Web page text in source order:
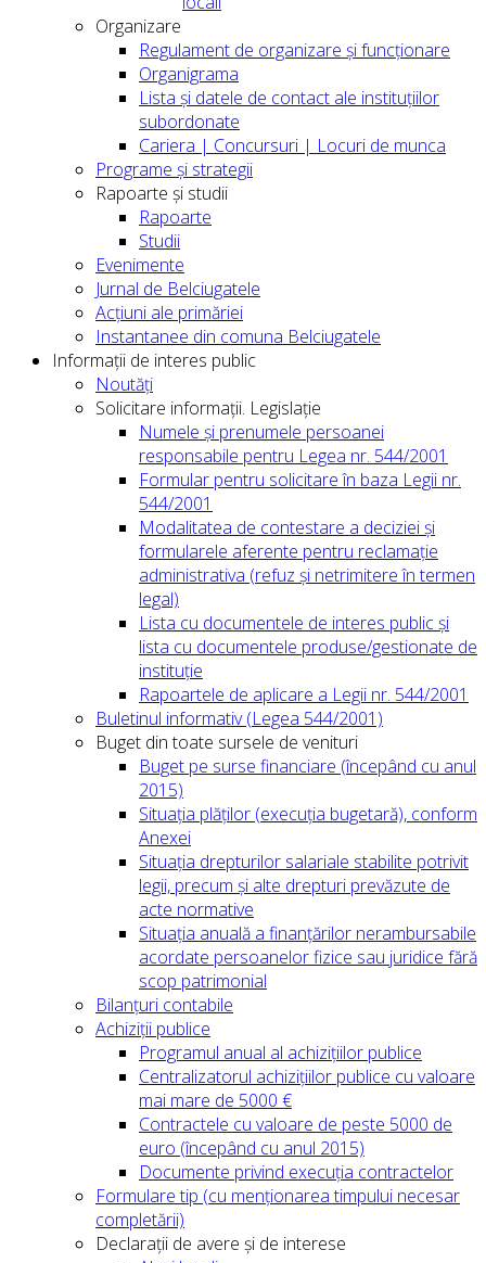
Organizare
Regulament de organizare și funcționare
Organigrama
Lista și datele de contact ale instituțiilor
subordonate
Cariera | Concursuri | Locuri de munca
Programe și strategii
Rapoarte și studii
Rapoarte
Studii
Evenimente
Jurnal de Belciugatele
Acțiuni ale primăriei
Instantanee din comuna Belciugatele
Informații de interes public
Noutăți
Solicitare informații. Legislație
Numele și prenumele persoanei
responsabile pentru Legea nr. 544/2001
Formular pentru solicitare în baza Legii nr.
544/2001
Modalitatea de contestare a deciziei și
formularele aferente pentru reclamație
administrativa (refuz și netrimitere în termen
legal)
Lista cu documentele de interes public și
lista cu documentele produse/gestionate de
instituție
Rapoartele de aplicare a Legii nr. 544/2001
Buletinul informativ (Legea 544/2001)
Buget din toate sursele de venituri
Buget pe surse financiare (începând cu anul
2015)
Situația plăților (execuția bugetară), conform
Anexei
Situația drepturilor salariale stabilite potrivit
legii, precum și alte drepturi prevăzute de
acte normative
Situația anuală a finanțărilor nerambursabile
acordate persoanelor fizice sau juridice fără
scop patrimonial
Bilanțuri contabile
Achiziții publice
Programul anual al achizițiilor publice
Centralizatorul achizițiilor publice cu valoare
mai mare de 5000 €
Contractele cu valoare de peste 5000 de
euro (începând cu anul 2015)
Documente privind execuția contractelor
Formulare tip (cu menționarea timpului necesar
completării)
Declarații de avere și de interese